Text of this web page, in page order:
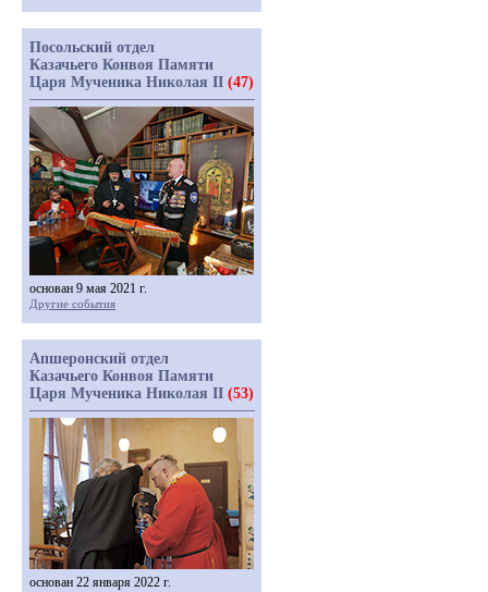
Посольский отдел
Казачьего Конвоя Памяти
Царя Мученика Николая II (47)
основан 9 мая 2021 г.
Другие события
Апшеронский отдел
Казачьего Конвоя Памяти
Царя Мученика Николая II (53)
основан 22 января 2022 г.